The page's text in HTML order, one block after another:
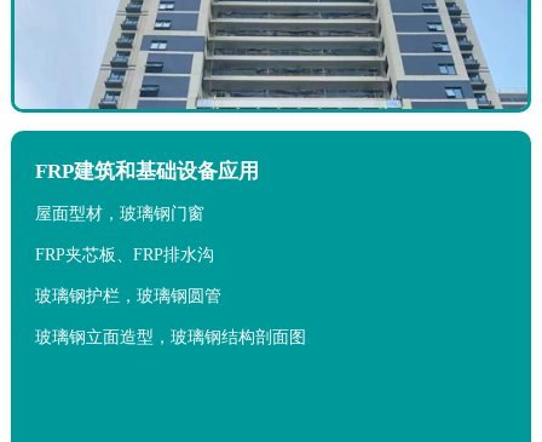
FRP建筑和基础设备应用
屋面型材，玻璃钢门窗
FRP夹芯板、FRP排水沟
玻璃钢护栏，玻璃钢圆管
玻璃钢立面造型，玻璃钢结构剖面图